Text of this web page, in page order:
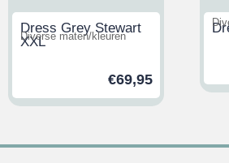
Dress Grey Stewart
XXL
Diverse maten/kleuren
€69,95